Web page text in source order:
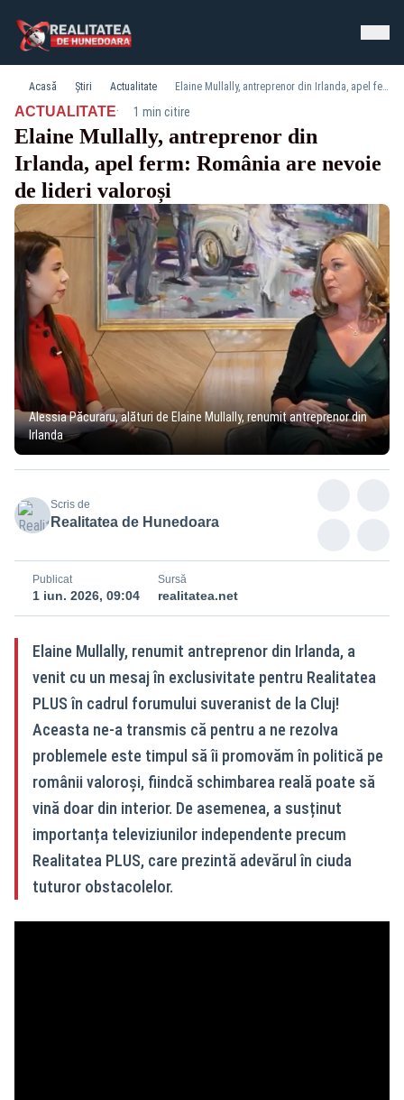
Acasă Știri Actualitate Elaine Mullally, antreprenor din Irlanda, apel ferm: România are nevoie de lideri valoroși
ACTUALITATE· 1 min citire
Elaine Mullally, antreprenor din
Irlanda, apel ferm: România are nevoie
de lideri valoroși
Alessia Păcuraru, alături de Elaine Mullally, renumit antreprenor din
Irlanda
Scris de
Realitatea de Hunedoara
Publicat
1 iun. 2026, 09:04
Sursă
realitatea.net
Elaine Mullally, renumit antreprenor din Irlanda, a
venit cu un mesaj în exclusivitate pentru Realitatea
PLUS în cadrul forumului suveranist de la Cluj!
Aceasta ne-a transmis că pentru a ne rezolva
problemele este timpul să îi promovăm în politică pe
românii valoroși, fiindcă schimbarea reală poate să
vină doar din interior. De asemenea, a susținut
importanța televiziunilor independente precum
Realitatea PLUS, care prezintă adevărul în ciuda
tuturor obstacolelor.